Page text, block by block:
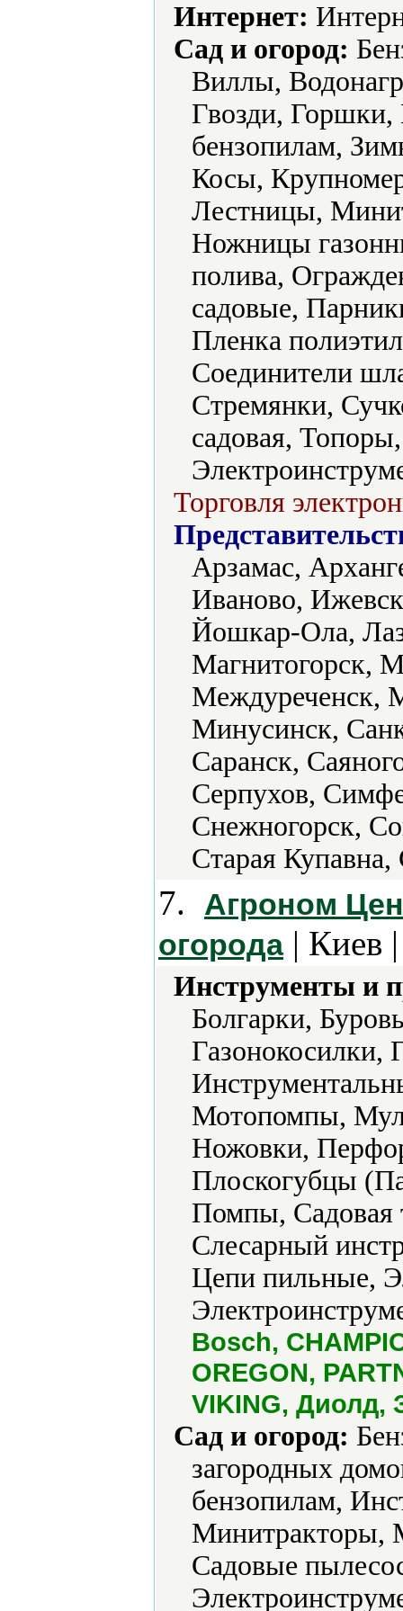
Интернет:
Сад и огород:
Виллы,
Гвозди, Горшки,
бензопилам,
Косы,
Лестницы,
Ножницы
полива,
садовые,
Пленка
Соединители
Стремянки,
садовая,
Торговля
Арзамас,
Иваново,
Йошкар-Ола,
Магнитогорск,
Междуреченск,
Минусинск,
Саранск,
Серпухов,
Снежногорск,
Старая
7.
Агроном
огорода| Киев
Инструменты и
Болгарки,
Газонокосилки,
Мотопомпы,
Ножовки,
Плоскогубцы
Помпы, Садовая
Слесарный
Цепи пильные,
Bosch,
OREGON,
VIKING, Диолд,
Сад и огород:
загородных
бензопилам,
Минитракторы,
Садовые